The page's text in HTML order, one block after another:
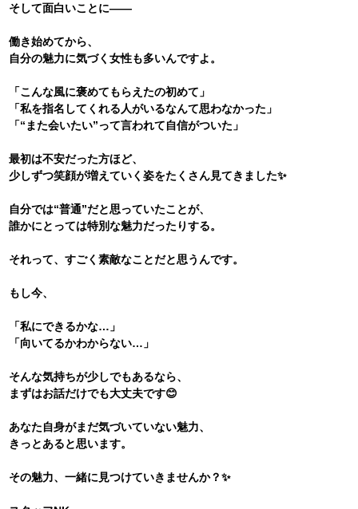
そして面白いことに――
働き始めてから、
自分の魅力に気づく女性も多いんですよ。
「こんな風に褒めてもらえたの初めて」
「私を指名してくれる人がいるなんて思わなかった」
「“また会いたい”って言われて自信がついた」
最初は不安だった方ほど、
少しずつ笑顔が増えていく姿をたくさん見てきました✨
自分では“普通”だと思っていたことが、
誰かにとっては特別な魅力だったりする。
それって、すごく素敵なことだと思うんです。
もし今、
「私にできるかな…」
「向いてるかわからない…」
そんな気持ちが少しでもあるなら、
まずはお話だけでも大丈夫です😊
あなた自身がまだ気づいていない魅力、
きっとあると思います。
その魅力、一緒に見つけていきませんか？✨